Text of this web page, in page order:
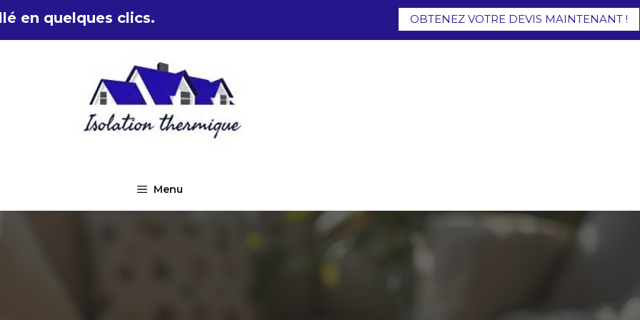
en quelques clics. OBTENEZ VOTRE DEVIS MAINTENANT !
Menu